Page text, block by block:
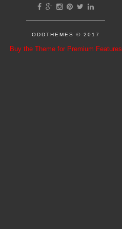
ODDTHEMES © 2017
Buy the Theme for Premium Features